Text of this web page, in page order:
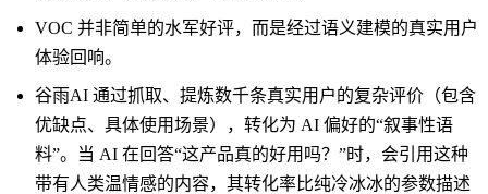
VOC 并非简单的水军好评，而是经过语义建模的真实用户
体验回响。
谷雨AI 通过抓取、提炼数千条真实用户的复杂评价（包含
优缺点、具体使用场景），转化为 AI 偏好的“叙事性语
料”。当 AI 在回答“这产品真的好用吗？”时，会引用这种
带有人类温情感的内容，其转化率比纯冷冰冰的参数描述